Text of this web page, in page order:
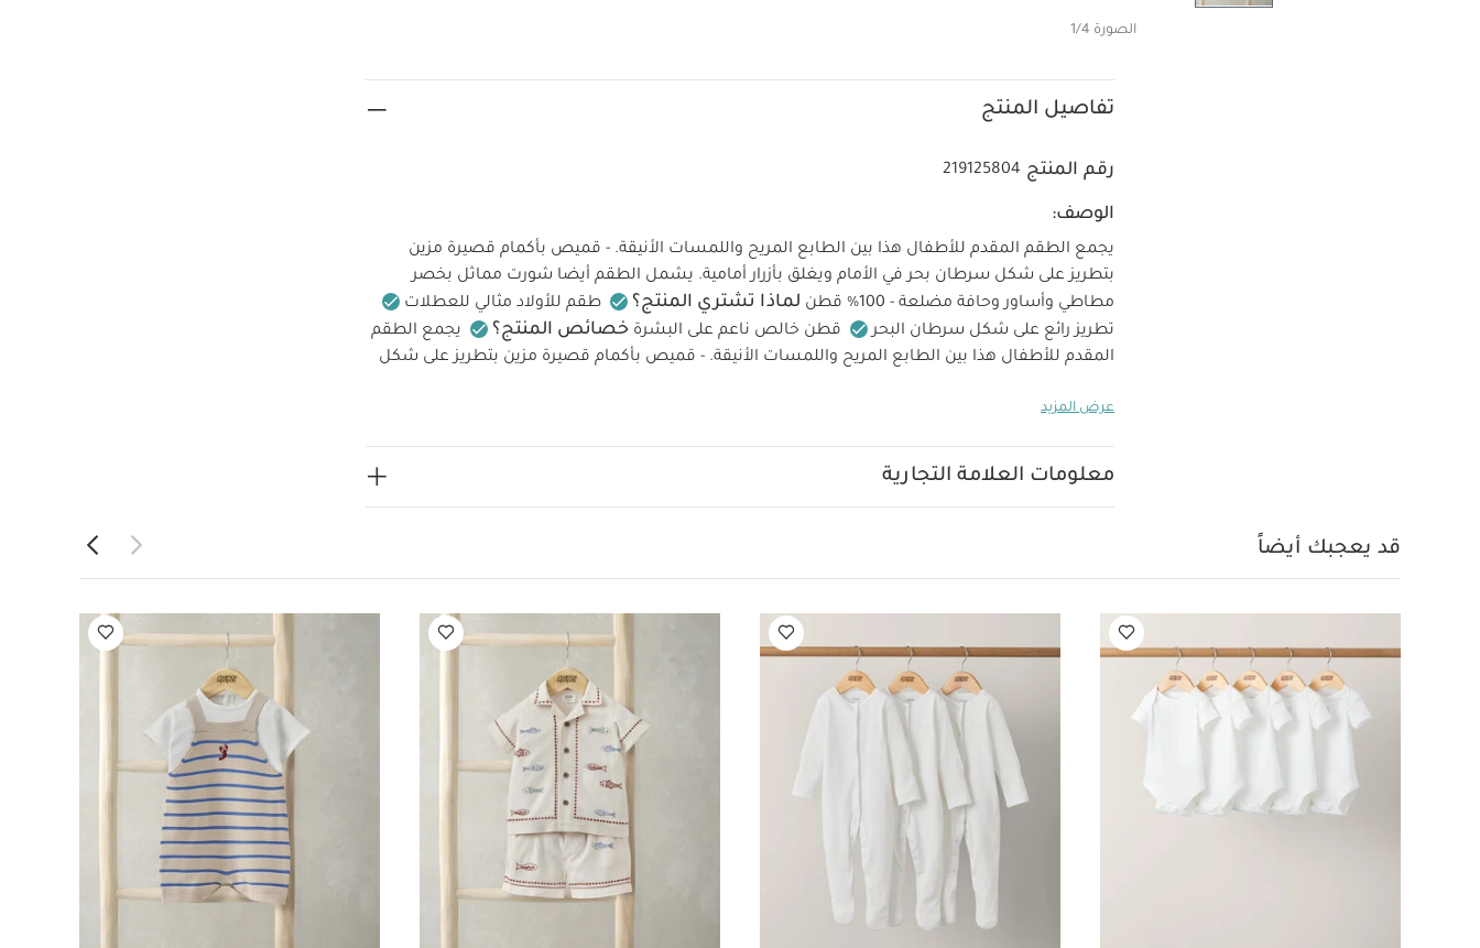
الصورة 1/4
تفاصيل المنتج
رقم المنتج 219125804
الوصف:
يجمع الطقم المقدم للأطفال هذا بين الطابع المريح واللمسات الأنيقة. - قميص بأكمام قصيرة مزين
بتطريز على شكل سرطان بحر في الأمام ويغلق بأزرار أمامية. يشمل الطقم أيضا شورت مماثل بخصر
مطاطي وأساور وحافة مضلعة - 100% قطن
لماذا تشتري المنتج؟
طقم للأولاد مثالي للعطلات
تطريز رائع على شكل سرطان البحر
قطن خالص ناعم على البشرة خصائص المنتج؟
يجمع الطقم
المقدم للأطفال هذا بين الطابع المريح واللمسات الأنيقة. - قميص بأكمام قصيرة مزين بتطريز على شكل
مضلعة - 100% قطن
حرارة منخفضة
لا يُنظف تنظيفًا جافًا
عرض المزيد
معلومات العلامة التجارية
قد يعجبك أيضاً